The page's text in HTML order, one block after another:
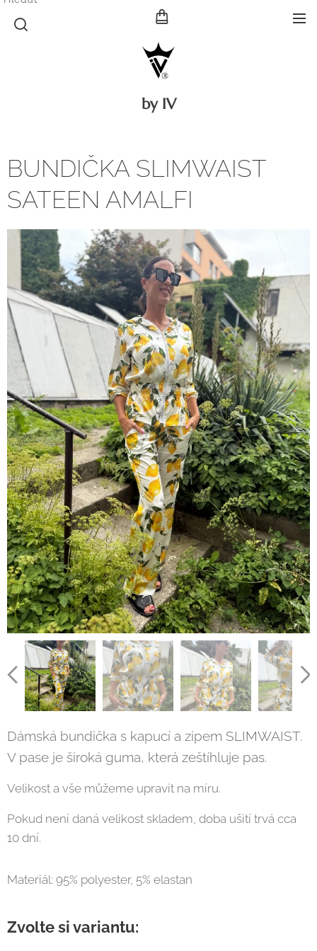
by IV
BUNDIČKA SLIMWAIST
SATEEN AMALFI
Dámská bundička s kapucí a zipem SLIMWAIST.
V pase je široká guma, která zeštíhluje pas.
Velikost a vše můžeme upravit na míru.
Pokud není daná velikost skladem, doba ušití trvá cca
10 dní.
Materiál: 95% polyester, 5% elastan
Zvolte si variantu: